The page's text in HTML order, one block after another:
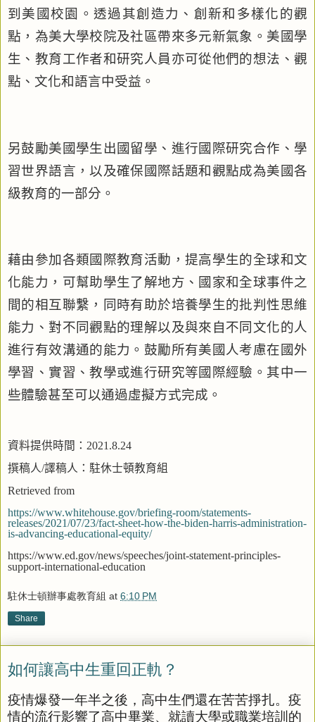
到美國校園。透過其創造力、創新和多樣化的觀
點，為美大學校院及社區帶來多元新氣象。美國學
生、教育工作者和研究人員亦可從他們的想法、觀
點、文化和語言中受益。
另鼓勵美國學生出國留學、進行國際研究合作、學
習世界語言，以及確保國際話題和觀點成為美國各
級教育的一部分。
藉由參加各類國際教育活動，提高學生的全球和文
化能力，可幫助學生了解地方、國家和全球事件之
間的相互聯繫，同時有助於培養學生的批判性思維
能力、對不同觀點的理解以及與來自不同文化的人
進行有效溝通的能力。鼓勵所有美國人考慮在國外
學習、實習、教學或進行研究等國際經驗。其中一
些體驗甚至可以通過虛擬方式完成。
資料提供時間： 2021.8.24
撰稿人/譯稿人：駐休士頓教育組
Retrieved from
https://www.whitehouse.gov/briefing-room/statements-
releases/2021/07/23/fact-sheet-how-the-biden-harris-administration-
is-advancing-educational-equity/
https://www.ed.gov/news/speeches/joint-statement-principles-
support-international-education
駐休士頓辦事處教育組 at 6:10 PM
Share
如何讓高中生重回正軌？
疫情爆發一年半之後，高中生們還在苦苦掙扎。疫
情的流行影響了高中畢業、就讀大學或職業培訓的